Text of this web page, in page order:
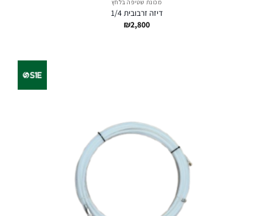
מכונת שטיפה בלחץ
דיזה זרבובית 1/4
₪2,800